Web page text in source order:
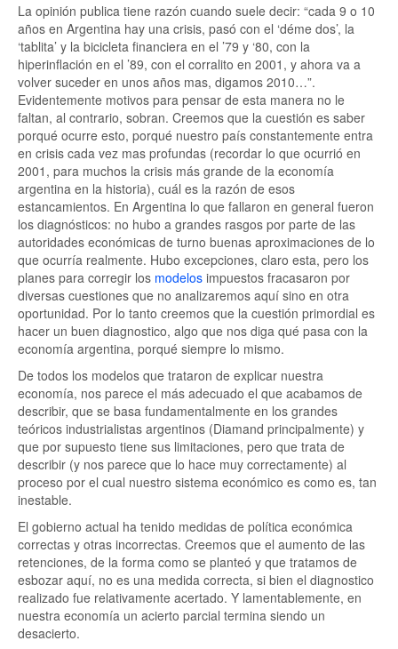
La opinión publica tiene razón cuando suele decir: “cada 9 o 10
años en Argentina hay una crisis, pasó con el ‘déme dos’, la
‘tablita’ y la bicicleta financiera en el ’79 y ‘80, con la
hiperinflación en el ’89, con el corralito en 2001, y ahora va a
volver suceder en unos años mas, digamos 2010…”.
Evidentemente motivos para pensar de esta manera no le
faltan, al contrario, sobran. Creemos que la cuestión es saber
porqué ocurre esto, porqué nuestro país constantemente entra
en crisis cada vez mas profundas (recordar lo que ocurrió en
2001, para muchos la crisis más grande de la economía
argentina en la historia), cuál es la razón de esos
estancamientos. En Argentina lo que fallaron en general fueron
los diagnósticos: no hubo a grandes rasgos por parte de las
autoridades económicas de turno buenas aproximaciones de lo
que ocurría realmente. Hubo excepciones, claro esta, pero los
planes para corregir los modelos impuestos fracasaron por
diversas cuestiones que no analizaremos aquí sino en otra
oportunidad. Por lo tanto creemos que la cuestión primordial es
hacer un buen diagnostico, algo que nos diga qué pasa con la
economía argentina, porqué siempre lo mismo.
De todos los modelos que trataron de explicar nuestra
economía, nos parece el más adecuado el que acabamos de
describir, que se basa fundamentalmente en los grandes
teóricos industrialistas argentinos (Diamand principalmente) y
que por supuesto tiene sus limitaciones, pero que trata de
describir (y nos parece que lo hace muy correctamente) al
proceso por el cual nuestro sistema económico es como es, tan
inestable.
El gobierno actual ha tenido medidas de política económica
correctas y otras incorrectas. Creemos que el aumento de las
retenciones, de la forma como se planteó y que tratamos de
esbozar aquí, no es una medida correcta, si bien el diagnostico
realizado fue relativamente acertado. Y lamentablemente, en
nuestra economía un acierto parcial termina siendo un
desacierto.